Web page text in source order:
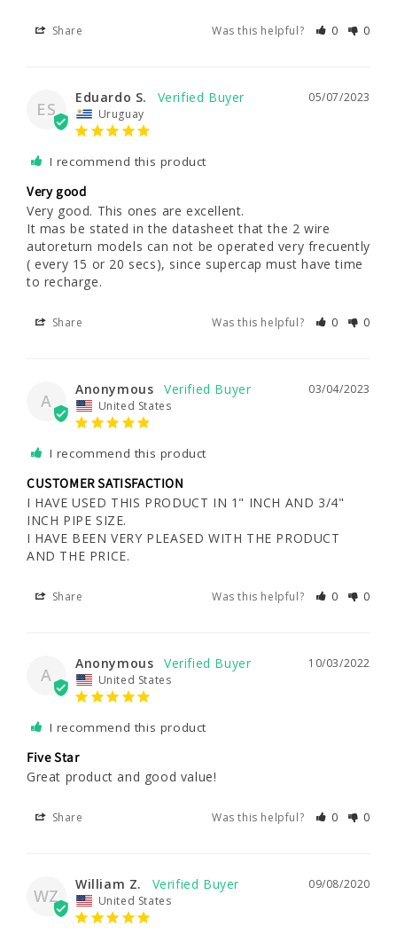
Share Was this helpful? 0 0
ES
05/07/2023
Eduardo S.
Uruguay
I recommend this product
Very good
Very good. This ones are excellent.
It mas be stated in the datasheet that the 2 wire
autoreturn models can not be operated very frecuently
( every 15 or 20 secs), since supercap must have time
to recharge.
Share Was this helpful? 0 0
A
03/04/2023
Anonymous
United States
I recommend this product
CUSTOMER SATISFACTION
I HAVE USED THIS PRODUCT IN 1" INCH AND 3/4"
INCH PIPE SIZE.
I HAVE BEEN VERY PLEASED WITH THE PRODUCT
AND THE PRICE.
Share Was this helpful? 0 0
A
10/03/2022
Anonymous
United States
I recommend this product
Five Star
Great product and good value!
Share Was this helpful? 0 0
WZ
09/08/2020
William Z.
United States